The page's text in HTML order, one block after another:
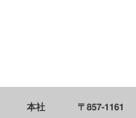
本社
〒857-1161